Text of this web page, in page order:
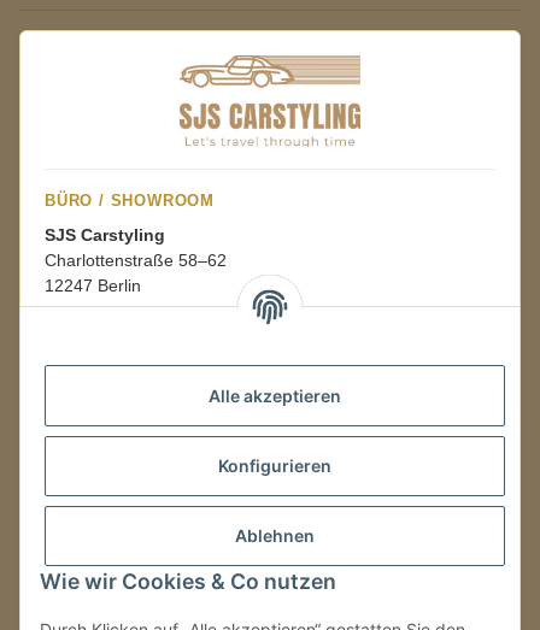
Alle akzeptieren
Konfigurieren
Ablehnen
Wie wir Cookies & Co nutzen
BÜRO / SHOWROOM
SJS Carstyling
Charlottenstraße 58–62
12247 Berlin
08:00–16:00 Uhr
LAGER / RETOUREN
Packmonster Fulfillment
SJS Carstyling Lager
Retouren ausschließlich an diese Adresse.